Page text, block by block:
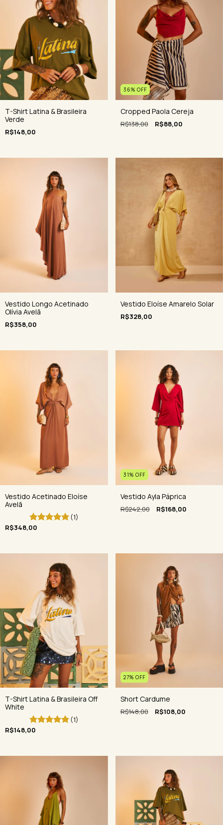
T-Shirt Latina & Brasileira
Verde
R$148,00
36% OFF
Cropped Paola Cereja
R$138,00 R$88,00
Vestido Longo Acetinado
Olívia Avelã
R$358,00
Vestido Eloíse Amarelo Solar
R$328,00
Vestido Acetinado Eloíse
Avelã
(1)
R$348,00
31% OFF
Vestido Ayla Páprica
R$242,00 R$168,00
T-Shirt Latina & Brasileira Off
White
(1)
R$148,00
27% OFF
Short Cardume
R$148,00 R$108,00